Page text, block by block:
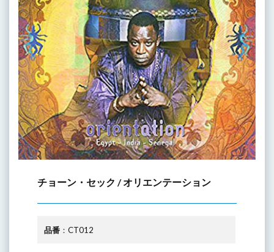
チョーン・セック / オリエンテーション
品番 ：CT012